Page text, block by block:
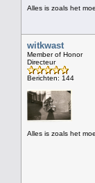
Alles is zoals het
witkwast
Member of Honor
Directeur
Berichten: 144
Alles is zoals het